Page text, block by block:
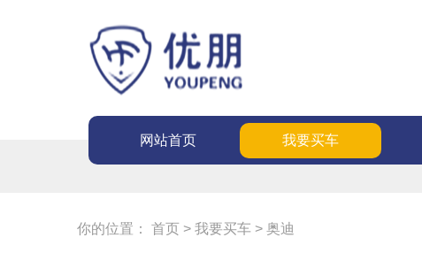
网站首页 我要买车
你的位置： 首页 > 我要买车 > 奥迪